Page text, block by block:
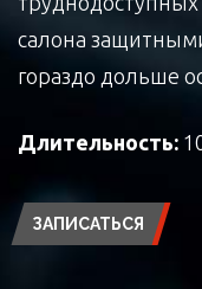
салона
гораздо дольше
Длительность:
ЗАПИСАТЬСЯ